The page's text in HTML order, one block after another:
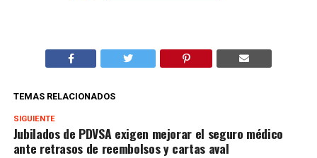
TEMAS RELACIONADOS
SIGUIENTE
Jubilados de PDVSA exigen mejorar el seguro médico
ante retrasos de reembolsos y cartas aval